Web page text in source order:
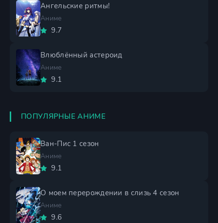
Ангельские ритмы!
Аниме
9.7
Влюблённый астероид
Аниме
9.1
ПОПУЛЯРНЫЕ АНИМЕ
Ван-Пис 1 сезон
Аниме
9.1
О моем перерождении в слизь 4 сезон
Аниме
9.6